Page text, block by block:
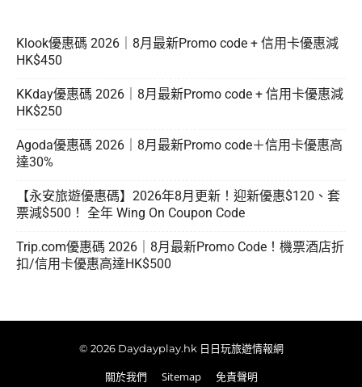
Klook優惠碼 2026｜8月最新Promo code + 信用卡優惠減
HK$450
KKday優惠碼 2026｜8月最新Promo code + 信用卡優惠減
HK$250
Agoda優惠碼 2026｜8月最新Promo code＋信用卡優惠高
達30%
【永安旅遊優惠碼】2026年8月更新！迎新優惠$120、套
票減$500！ 全年 Wing On Coupon Code
Trip.com優惠碼 2026｜8月最新Promo Code！機票酒店折
扣/信用卡優惠高達HK$500
© 2026 Daydayplay.hk 日日玩旅遊情報網
關於我們 Sitemap 免責聲明